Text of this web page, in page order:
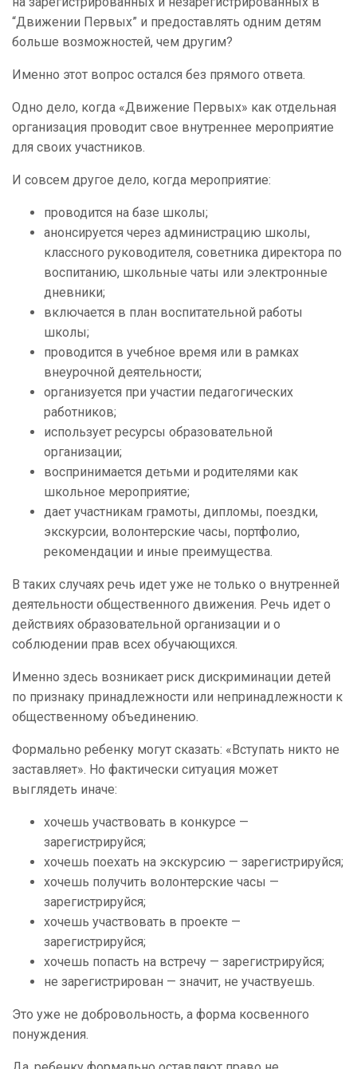
“Движении Первых” и предоставлять одним детям
больше возможностей, чем другим?
Именно этот вопрос остался без прямого ответа.
Одно дело, когда «Движение Первых» как отдельная
организация проводит свое внутреннее мероприятие
для своих участников.
И совсем другое дело, когда мероприятие:
проводится на базе школы;
анонсируется через администрацию школы,
классного руководителя, советника директора по
воспитанию, школьные чаты или электронные
дневники;
включается в план воспитательной работы
школы;
проводится в учебное время или в рамках
внеурочной деятельности;
организуется при участии педагогических
работников;
использует ресурсы образовательной
организации;
воспринимается детьми и родителями как
школьное мероприятие;
дает участникам грамоты, дипломы, поездки,
экскурсии, волонтерские часы, портфолио,
рекомендации и иные преимущества.
В таких случаях речь идет уже не только о внутренней
деятельности общественного движения. Речь идет о
действиях образовательной организации и о
соблюдении прав всех обучающихся.
Именно здесь возникает риск дискриминации детей
по признаку принадлежности или непринадлежности к
общественному объединению.
Формально ребенку могут сказать: «Вступать никто не
заставляет». Но фактически ситуация может
выглядеть иначе:
хочешь участвовать в конкурсе —
зарегистрируйся;
хочешь поехать на экскурсию — зарегистрируйся;
хочешь получить волонтерские часы —
зарегистрируйся;
хочешь участвовать в проекте —
зарегистрируйся;
хочешь попасть на встречу — зарегистрируйся;
не зарегистрирован — значит, не участвуешь.
Это уже не добровольность, а форма косвенного
понуждения.